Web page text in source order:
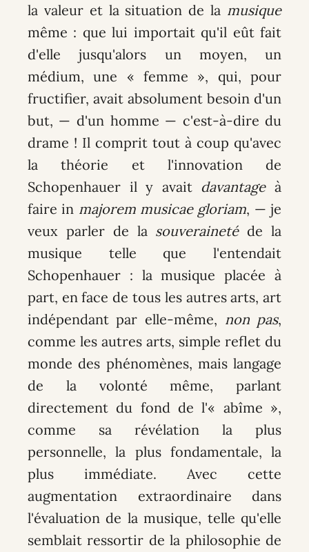
la valeur et la situation de la musique
même : que lui importait qu'il eût fait
d'elle jusqu'alors un moyen, un
médium, une « femme », qui, pour
fructifier, avait absolument besoin d'un
but, — d'un homme — c'est-à-dire du
drame ! Il comprit tout à coup qu'avec
la théorie et l'innovation de
Schopenhauer il y avait davantageà
faire in majorem musicae gloriam, — je
veux parler de la souverainetéde la
musique telle que l'entendait
Schopenhauer : la musique placée à
part, en face de tous les autres arts, art
indépendant par elle-même, non pas,
comme les autres arts, simple reflet du
monde des phénomènes, mais langage
de la volonté même, parlant
directement du fond de l'« abîme »,
comme sa révélation la plus
personnelle, la plus fondamentale, la
plus immédiate. Avec cette
augmentation extraordinaire dans
l'évaluation de la musique, telle qu'elle
semblait ressortir de la philosophie de